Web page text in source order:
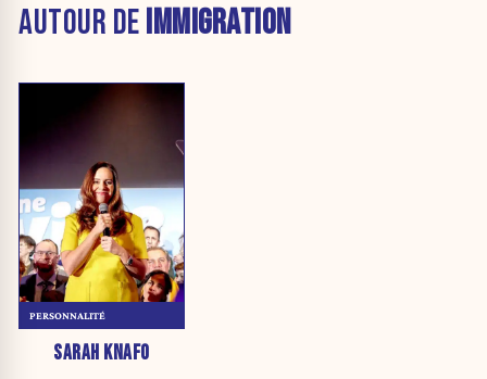
AUTOUR DEIMMIGRATION
SARAH KNAFO
PERSONNALITÉ